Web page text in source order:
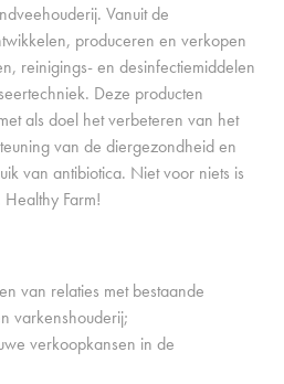
Vanuit de
produceren en verkopen
reinigings- en desinfectiemiddelen
Deze producten
als doel het verbeteren van het
van de diergezondheid en
van antibiotica. Niet voor niets is
Farm!
van relaties met bestaande
varkenshouderij;
verkoopkansen in de